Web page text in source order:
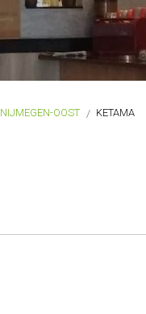
NIJMEGEN-OOST KETAMA